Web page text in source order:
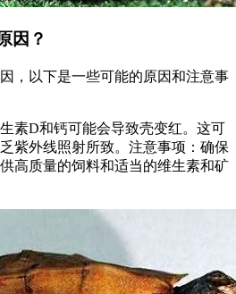
因？
，以下是一些可能的原因和注意事
素D和钙可能会导致壳变红。这可
紫外线照射所致。注意事项：确保
高质量的饲料和适当的维生素和矿